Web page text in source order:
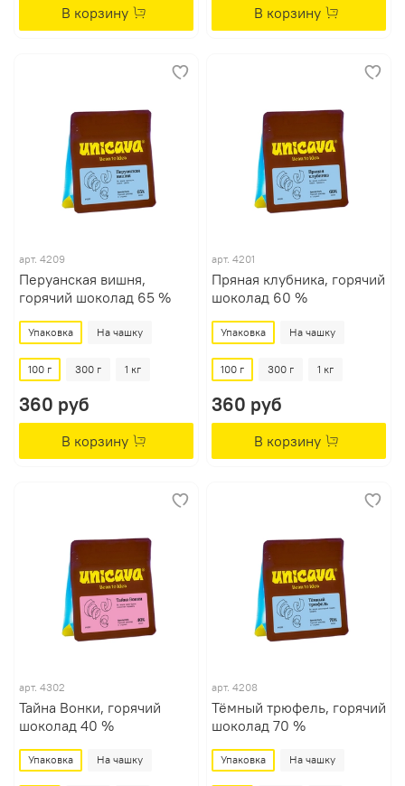
В корзину В корзину
арт. 4209
Перуанская вишня,
горячий шоколад 65 %
Упаковка На чашку
100 г 300 г 1 кг
360 руб
В корзину
арт. 4201
Пряная клубника, горячий
шоколад 60 %
Упаковка На чашку
100 г 300 г 1 кг
360 руб
В корзину
арт. 4302
Тайна Вонки, горячий
шоколад 40 %
Упаковка На чашку
арт. 4208
Тёмный трюфель, горячий
шоколад 70 %
Упаковка На чашку